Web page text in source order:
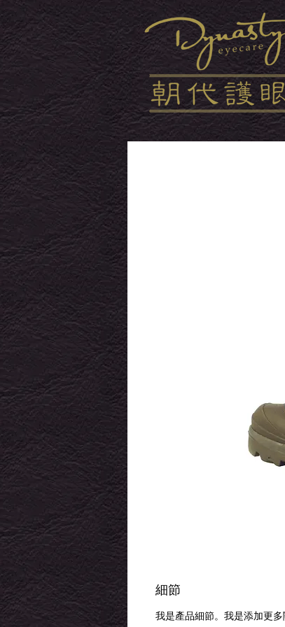
細節
我是產品細節。我是添加更